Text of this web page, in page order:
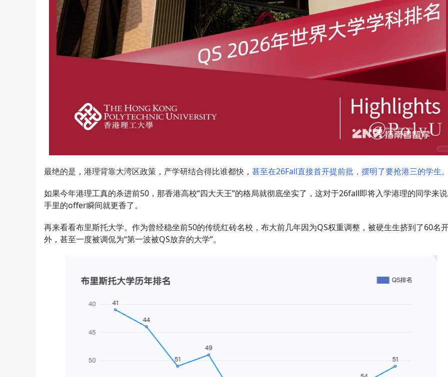
最绝的是，港理背靠大湾区政策，产学研结合得比谁都快， 甚至在26Fall直接首开提前批，摆明了要抢港三的学生
如果今年港理工真的杀进前50，那香港高校“四大天王”的格局就彻底坐实了，这对于26fall即将入学港理的同学来
手里的offer瞬间就更香了。
再来看看布里斯托大学。 作为曾经稳坐前50的传统红砖名校，布大前几年因为QS权重调整，被硬生生挤到了60名
外，甚至一度被调侃为“第一波被QS放弃的大学”。